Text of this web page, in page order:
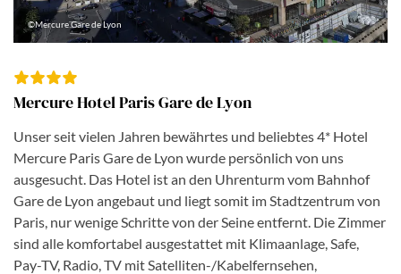
©Mercure Gare de Lyon
Mercure Hotel Paris Gare de Lyon
Unser seit vielen Jahren bewährtes und beliebtes 4* Hotel
Mercure Paris Gare de Lyon wurde persönlich von uns
ausgesucht. Das Hotel ist an den Uhrenturm vom Bahnhof
Gare de Lyon angebaut und liegt somit im Stadtzentrum von
Paris, nur wenige Schritte von der Seine entfernt. Die Zimmer
sind alle komfortabel ausgestattet mit Klimaanlage, Safe,
Pay-TV, Radio, TV mit Satelliten-/Kabelfernsehen,